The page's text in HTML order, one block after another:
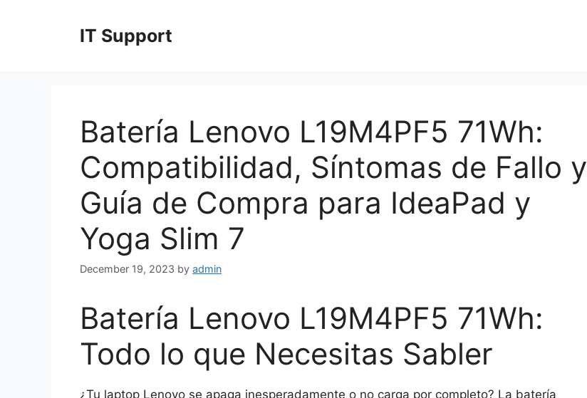
IT Support
Batería Lenovo L19M4PF5 71Wh:
Compatibilidad, Síntomas de Fallo y
Guía de Compra para IdeaPad y
Yoga Slim 7
December 19, 2023 by admin
Batería Lenovo L19M4PF5 71Wh:
Todo lo que Necesitas Sabler
¿Tu laptop Lenovo se apaga inesperadamente o no carga por completo? La batería